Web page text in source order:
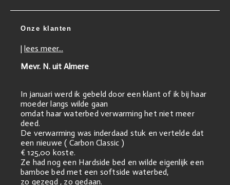
Onze klanten
| lees meer...
Mevr. N. uit Almere
In januari werd ik gebeld door een klant of ik bij haar
moeder langs wilde gaan
omdat haar waterbed verwarming het niet meer
deed.
De verwarming was inderdaad stuk en vertelde dat
een nieuwe ( Carbon Classic )
€ 125,00 koste.
Ze had nog een Hardside bed en wilde eigenlijk een
bamboe bed met een softside waterbed,
zo gezegd , zo gedaan.